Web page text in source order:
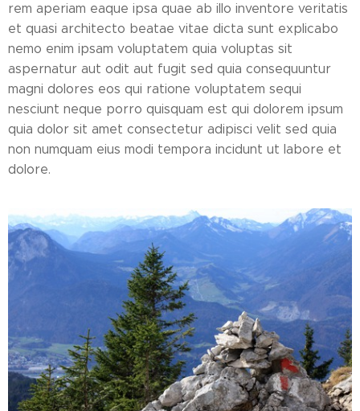
rem aperiam eaque ipsa quae ab illo inventore veritatis
et quasi architecto beatae vitae dicta sunt explicabo
nemo enim ipsam voluptatem quia voluptas sit
aspernatur aut odit aut fugit sed quia consequuntur
magni dolores eos qui ratione voluptatem sequi
nesciunt neque porro quisquam est qui dolorem ipsum
quia dolor sit amet consectetur adipisci velit sed quia
non numquam eius modi tempora incidunt ut labore et
dolore.